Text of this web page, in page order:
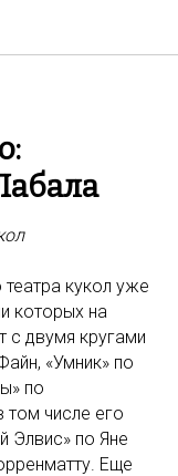
кукол уже
которых на
с двумя кругами
«Умник» по
по
числе его
Элвис» по Яне
Еще